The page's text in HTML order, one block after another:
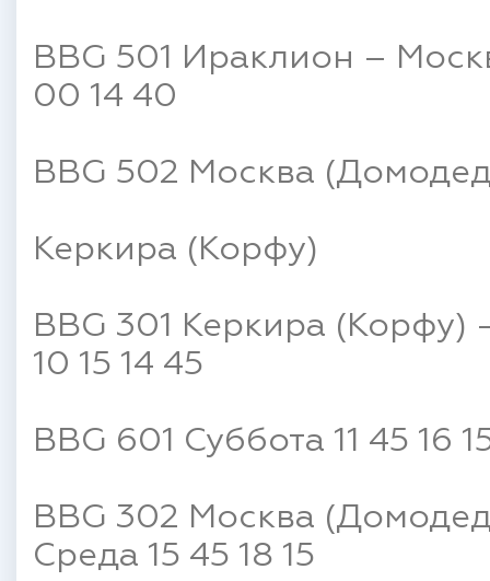
BBG 501 Ираклион –
00 14 40
BBG 502 Москва
Керкира (Корфу)
BBG 301 Керкира
10 15 14 45
BBG 601 Суббота 11 45 16
BBG 302 Москва
Среда 15 45 18 15